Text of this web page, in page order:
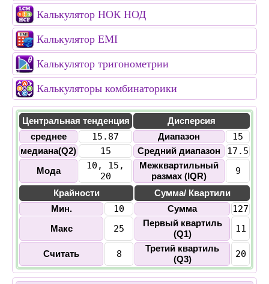
Калькулятор НОК НОД
Калькулятор EMI
Калькулятор тригонометрии
Калькуляторы комбинаторики
Центральная тенденция
Дисперсия
среднее
15.87 Диапазон 15
медиана(Q2) 15 Средний диапазон 17.5
Mода
10, 15,
20
Межквартильный
размах (IQR)
9
Крайности
Сумма/ Квартили
Мин.
10 Сумма 127
Макс 25
Первый квартиль
(Q1)
11
Считать 8
Третий квартиль
(Q3)
20